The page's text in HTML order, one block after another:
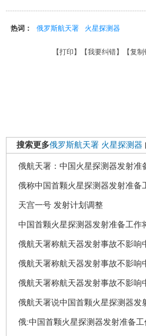
热词： 俄罗斯航天署 火星探测器
【打印 】【我要纠错】【复制
搜索更多俄罗斯航天署 火星探测器
俄航天署：中国火星探测器发射准
俄称中国首颗火星探测器发射准备
天宫一号 发射计划调整
中国首颗火星探测器发射准备工作
俄航天署称航天器发射事故不影响
俄航天署称航天器发射事故不影响
俄航天署称航天器发射事故不影响
俄航天署说中国首颗火星探测器发
俄:中国首颗火星探测器发射准备